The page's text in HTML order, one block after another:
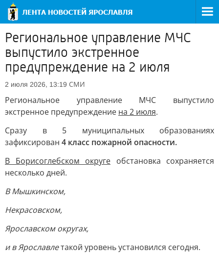
Региональное управление МЧС
выпустило экстренное
предупреждение на 2 июля
2 июля 2026, 13:19 СМИ
Региональное управление МЧС выпустило
экстренное предупреждение на 2 июля.
Сразу в 5 муниципальных образованиях
зафиксирован 4 класс пожарной опасности.
В Борисоглебском округе обстановка сохраняется
несколько дней.
В Мышкинском,
Некрасовском,
Ярославском округах,
и в Ярославлетакой уровень установился сегодня.